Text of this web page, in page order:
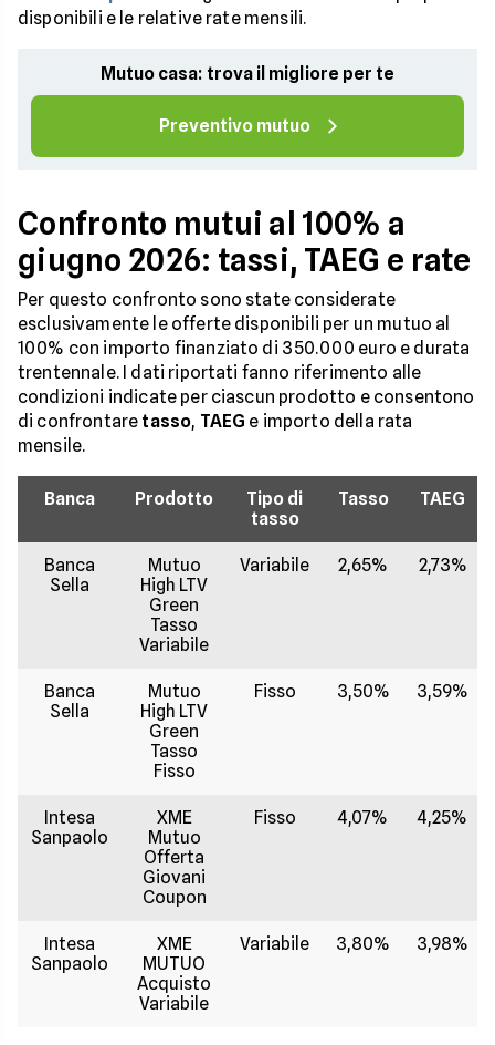
disponibili e le relative rate mensili.
Mutuo casa: trova il migliore per te
Preventivo mutuo
Confronto mutui al 100% a
giugno 2026: tassi, TAEG e rate
Per questo confronto sono state considerate
esclusivamente le offerte disponibili per un mutuo al
100% con importo finanziato di 350.000 euro e durata
trentennale. I dati riportati fanno riferimento alle
condizioni indicate per ciascun prodotto e consentono
di confrontare tasso, TAEG e importo della rata
mensile.
Banca Prodotto
Tipo di
tasso
Tasso TAEG
Banca
Sella
Mutuo
High LTV
Green
Tasso
Variabile
Variabile 2,65% 2,73%
Banca
Sella
Mutuo
High LTV
Green
Tasso
Fisso
Fisso 3,50% 3,59%
Intesa
Sanpaolo
XME
Mutuo
Offerta
Giovani
Coupon
Fisso 4,07% 4,25%
Intesa
Sanpaolo
XME
MUTUO
Acquisto
Variabile
Variabile 3,80% 3,98%